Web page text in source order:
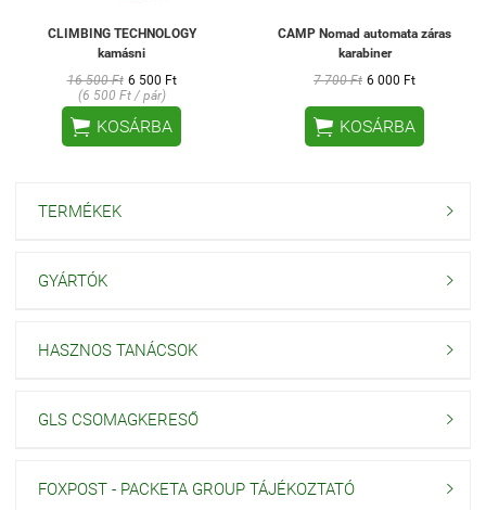
CLIMBING TECHNOLOGY
kamásni
16 500 Ft 6 500 Ft
(6 500 Ft / pár)
 KOSÁRBA
CAMP Nomad automata záras
karabiner
7 700 Ft 6 000 Ft
 KOSÁRBA
TERMÉKEK 
GYÁRTÓK 
HASZNOS TANÁCSOK 
GLS CSOMAGKERESŐ 
FOXPOST - PACKETA GROUP TÁJÉKOZTATÓ 